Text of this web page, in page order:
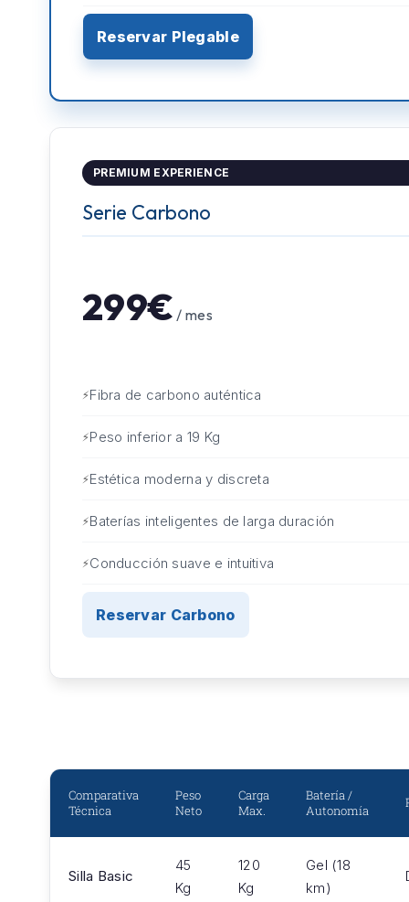
Reservar Plegable
PREMIUM EXPERIENCE
Serie Carbono
299€ / mes
Fibra de carbono auténtica
Peso inferior a 19 Kg
Estética moderna y discreta
Baterías inteligentes de larga duración
Conducción suave e intuitiva
Reservar Carbono
Comparativa
Técnica
Peso
Neto
Carga
Max.
Batería /
Autonomía
Silla Basic
45
Kg
120
Kg
Gel (18
km)